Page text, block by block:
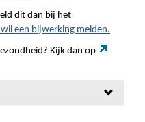
dit dan bij het
een bijwerking melden.
Kijk dan op